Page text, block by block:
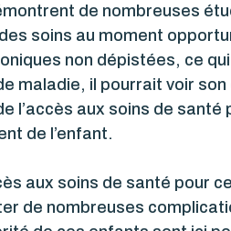
de nombreuses
soins au moment
non dépistées, ce
maladie, il pourrait voir
l’accès aux soins de
de l’enfant.
aux soins de santé pour
de nombreuses